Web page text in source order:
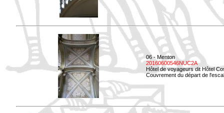
06 - Menton
20160600546NUC2A
Hôtel de voyageurs dit Hôtel
Couvrement du départ de